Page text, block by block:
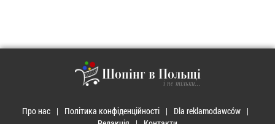
Шопінг в Польщі
і не тільки...
Про нас Політика конфіденційності
Dla reklamodawców